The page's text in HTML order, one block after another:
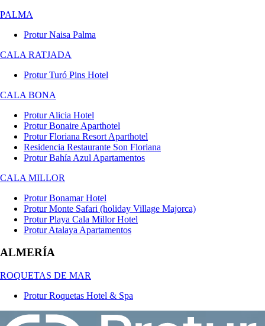
PALMA
Protur Naisa Palma
CALA RATJADA
Protur Turó Pins Hotel
CALA BONA
Protur Alicia Hotel
Protur Bonaire Aparthotel
Protur Floriana Resort Aparthotel
Residencia Restaurante Son Floriana
Protur Bahía Azul Apartamentos
CALA MILLOR
Protur Bonamar Hotel
Protur Monte Safari (holiday Village Majorca)
Protur Playa Cala Millor Hotel
Protur Atalaya Apartamentos
ALMERÍA
ROQUETAS DE MAR
Protur Roquetas Hotel & Spa